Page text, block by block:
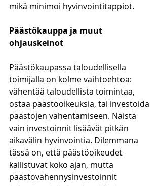
mikä minimoi hyvinvointitappiot.
Päästökauppa ja muut
ohjauskeinot
Päästökaupassa taloudellisella
toimijalla on kolme vaihtoehtoa:
vähentää taloudellista toimintaa,
ostaa päästöoikeuksia, tai investoida
päästöjen vähentämiseen. Näistä
vain investoinnit lisäävät pitkän
aikavälin hyvinvointia. Dilemmana
tässä on, että päästöoikeudet
kallistuvat koko ajan, mutta
päästövähennysinvestoinnit